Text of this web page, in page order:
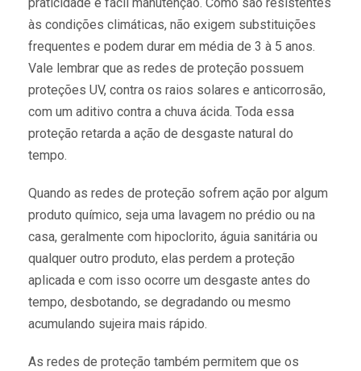
às condições climáticas, não exigem substituições
frequentes e podem durar em média de 3 à 5 anos.
Vale lembrar que as redes de proteção possuem
proteções UV, contra os raios solares e anticorrosão,
com um aditivo contra a chuva ácida. Toda essa
proteção retarda a ação de desgaste natural do
tempo.
Quando as redes de proteção sofrem ação por algum
produto químico, seja uma lavagem no prédio ou na
casa, geralmente com hipoclorito, águia sanitária ou
qualquer outro produto, elas perdem a proteção
aplicada e com isso ocorre um desgaste antes do
tempo, desbotando, se degradando ou mesmo
acumulando sujeira mais rápido.
As redes de proteção também permitem que os